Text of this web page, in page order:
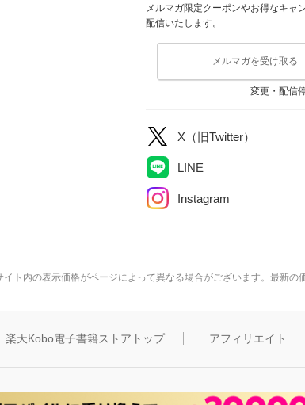
メルマガ限定クーポンやお得なキャ
配信いたします。
メルマガを受け取る
変更・配信
X（旧Twitter）
LINE
Instagram
ト内の表示価格がページによって異なる場合がございます。最新の
楽天Kobo電子書籍ストアトップ アフィリエイト